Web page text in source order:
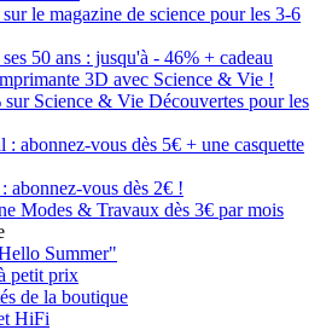
le magazine de science pour les 3-6
50 ans : jusqu'à - 46% + cadeau
3D avec Science & Vie !
sur Science & Vie Découvertes pour les
: abonnez-vous dès 5€ + une casquette
abonnez-vous dès 2€ !
Modes & Travaux dès 3€ par mois
Summer"
petit prix
de la boutique
HiFi